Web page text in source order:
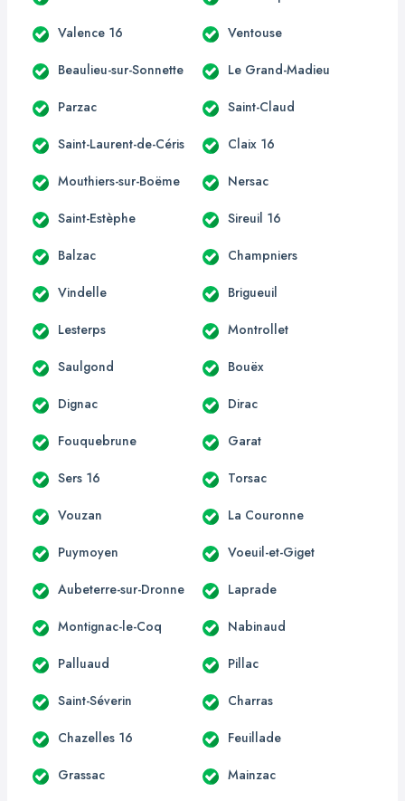
Valence 16 Ventouse
Beaulieu-sur-Sonnette Le Grand-Madieu
Parzac Saint-Claud
Saint-Laurent-de-Céris Claix 16
Mouthiers-sur-Boëme Nersac
Saint-Estèphe Sireuil 16
Balzac Champniers
Vindelle Brigueuil
Lesterps Montrollet
Saulgond Bouëx
Dignac Dirac
Fouquebrune Garat
Sers 16 Torsac
Vouzan La Couronne
Puymoyen Voeuil-et-Giget
Aubeterre-sur-Dronne Laprade
Montignac-le-Coq Nabinaud
Palluaud Pillac
Saint-Séverin Charras
Chazelles 16 Feuillade
Grassac Mainzac